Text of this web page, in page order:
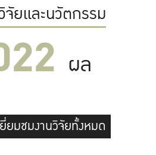
จัยและนวัตกรรม
ผล
ยมชมงานวิจัยทั้งหมด